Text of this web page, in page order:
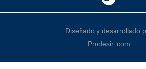
Diseñado y desarrollado
Prodesin.com